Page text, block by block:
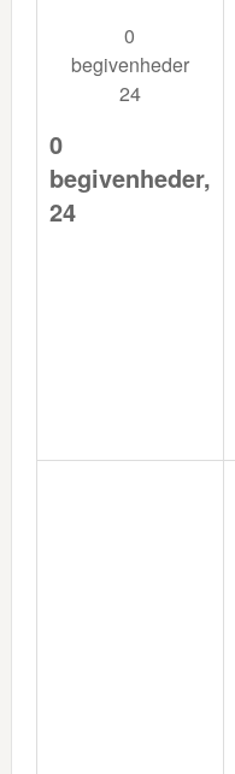
0
begivenheder
24
0
begivenheder,
24